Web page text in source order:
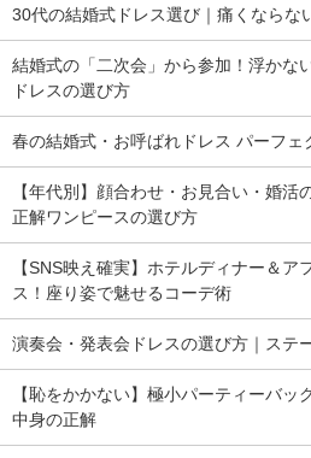
30代の結婚式ドレス選び｜痛くならな
結婚式の「二次会」から参加！浮かな
ドレスの選び方
春の結婚式・お呼ばれドレス パーフェ
【年代別】顔合わせ・お見合い・婚活
正解ワンピースの選び方
【SNS映え確実】ホテルディナー＆ア
ス！座り姿で魅せるコーデ術
演奏会・発表会ドレスの選び方｜ステ
【恥をかかない】極小パーティーバッ
中身の正解